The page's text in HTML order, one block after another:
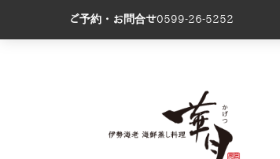
ご予約・お問合せ0599-26-5252